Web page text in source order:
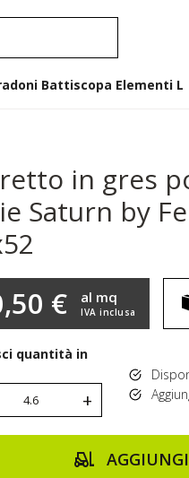
Gradoni Battiscopa Elementi L
in gres
Saturn by
€ IVA inclusa
al mq
quantità in
+